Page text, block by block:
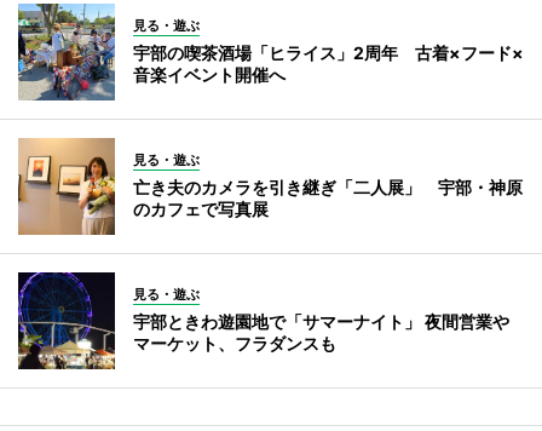
見る・遊ぶ
宇部の喫茶酒場「ヒライス」2周年 古着×フード×
音楽イベント開催へ
見る・遊ぶ
亡き夫のカメラを引き継ぎ「二人展」 宇部・神原
のカフェで写真展
見る・遊ぶ
宇部ときわ遊園地で「サマーナイト」 夜間営業や
マーケット、フラダンスも